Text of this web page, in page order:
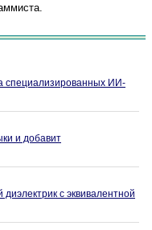
специализированных ИИ-
и добавит
с эквивалентной